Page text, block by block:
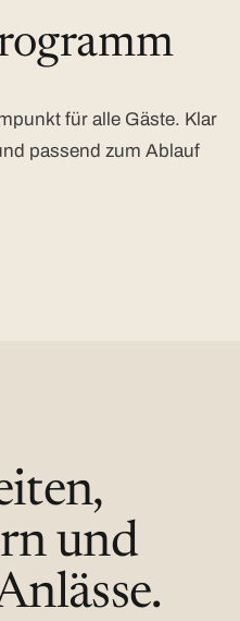
für alle Gäste. Klar
passend zum Ablauf
und